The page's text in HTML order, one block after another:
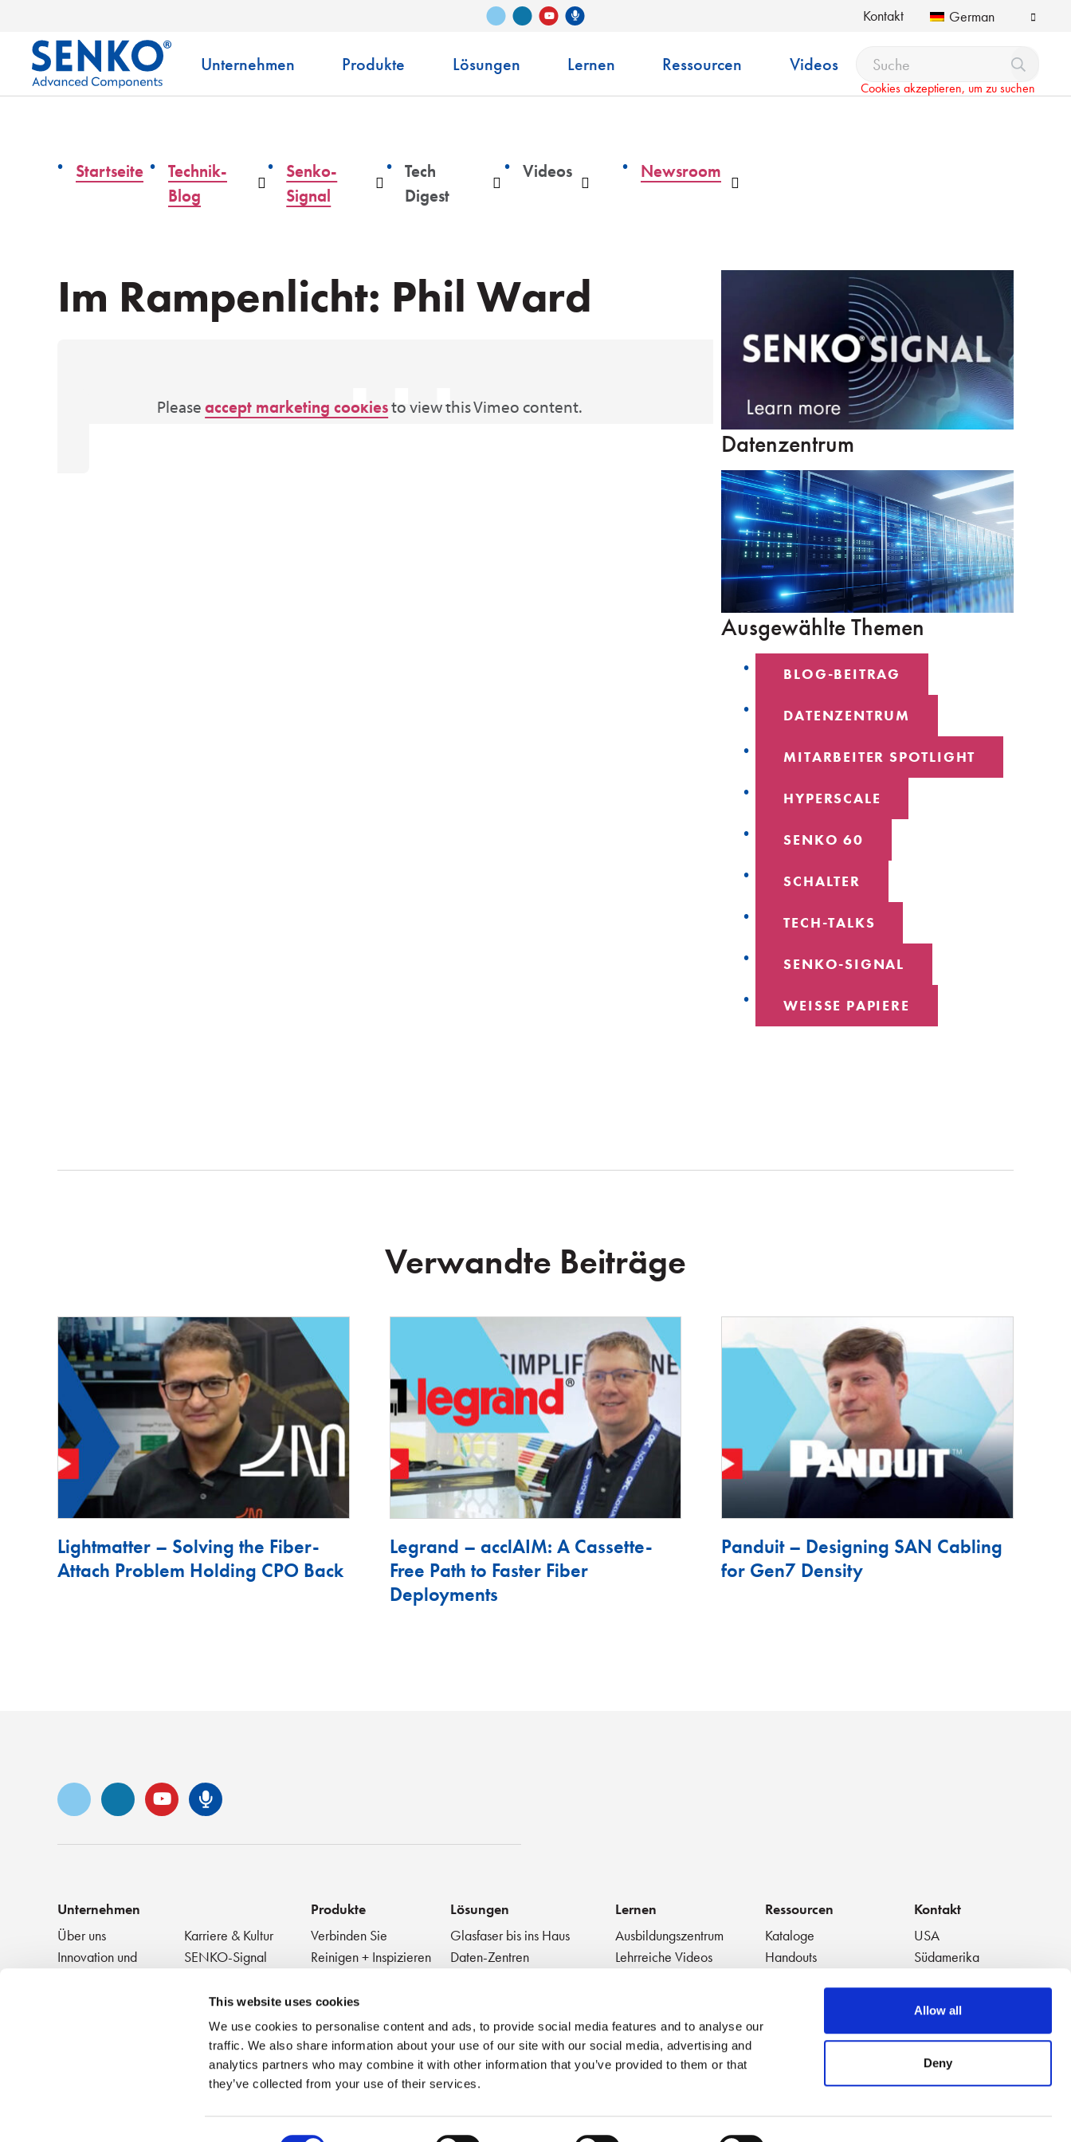
This website uses cookies
We use cookies to personalise content and ads, to provide social media features and to analyse our
traffic. We also share information about your use of our site with our social media, advertising and
analytics partners who may combine it with other information that you’ve provided to them or that
they’ve collected from your use of their services.
Allow all
Deny
Vimeo LinkedInYouTubeSenko-Podcast Kontakt German
Unternehmen Produkte Lösungen Lernen Ressourcen Videos
Cookies akzeptieren, um zu suchen
Startseite
Technik-
Blog
Auswahlliste
Senko-
Signal
Auswahlliste
Tech
Digest
Auswahlliste
Videos
Auswahlliste
Newsroom
Auswahlliste
Im Rampenlicht: Phil Ward
⋯
Pleaseaccept marketing cookiesto view this Vimeo content.
Datenzentrum
Ausgewählte Themen
BLOG-BEITRAG
DATENZENTRUM
MITARBEITER SPOTLIGHT
HYPERSCALE
SENKO 60
SCHALTER
TECH-TALKS
SENKO-SIGNAL
WEISSE PAPIERE
Verwandte Beiträge
Lightmatter – Solving the Fiber-
Attach Problem Holding CPO Back
Legrand – acclAIM: A Cassette-
Free Path to Faster Fiber
Deployments
Panduit – Designing SAN Cabling
for Gen7 Density
Vimeo LinkedInYouTubeSenko-Podcast
Unternehmen
Über uns
Karriere & Kultur
Innovation und
Anerkennung
SENKO-Signal
NEWS
Produkte
Verbinden Sie
Reinigen + Inspizieren
+ Testen
Passive Geräte
Lösungen
Glasfaser bis ins Haus
Daten-Zentren
Sehr kleiner Formfaktor
Lernen
Ausbildungszentrum
Lehrreiche Videos
Bewährte Praktiken
Webinar
Ressourcen
Kataloge
Handouts
Anwendungshinweise
Wiedergabelisten
Kontakt
USA
Südamerika
China
Thailand
Australien